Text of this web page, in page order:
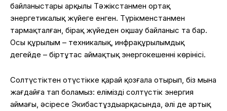
байланыстары арқылы Тәжікстанмен ортақ
энергетикалық жүйеге енген. Түрікменстанмен
тармақталған, бірақ жүйеден оқшау байланыс та бар.
Осы құрылым – техникалық, инфрақұрылымдық
деңгейде – біртұтас аймақтық энергокешеннің көрінісі.
Солтүстіктен оңтүстікке қарай қозғала отырып, біз мына
жағдайға тап боламыз: еліміздің солтүстік энергия
аймағы, әсіресе Экибастұздыңарқасында, әлі де артық